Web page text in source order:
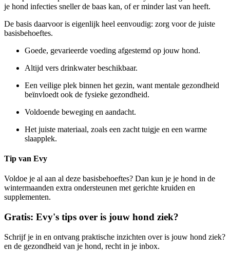
je hond infecties sneller de baas kan, of er minder last van heeft.
De basis daarvoor is eigenlijk heel eenvoudig: zorg voor de juiste
basisbehoeftes.
Goede, gevarieerde voeding afgestemd op jouw hond.
Altijd vers drinkwater beschikbaar.
Een veilige plek binnen het gezin, want mentale gezondheid
beïnvloedt ook de fysieke gezondheid.
Voldoende beweging en aandacht.
Het juiste materiaal, zoals een zacht tuigje en een warme
slaapplek.
Tip van Evy
Voldoe je al aan al deze basisbehoeftes? Dan kun je je hond in de
wintermaanden extra ondersteunen met gerichte kruiden en
supplementen.
Gratis: Evy's tips over is jouw hond ziek?
Schrijf je in en ontvang praktische inzichten over is jouw hond ziek?
en de gezondheid van je hond, recht in je inbox.